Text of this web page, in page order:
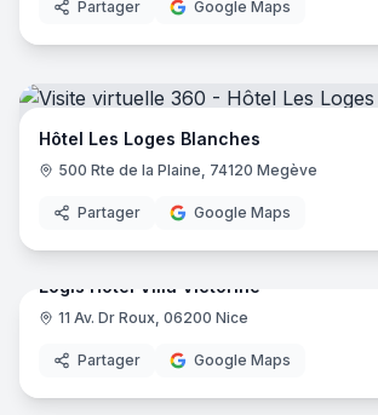
Partager Google Maps
Hôtel Les Loges Blanches
500 Rte de la Plaine, 74120 Megève
Partager Google Maps
Logis Hôtel Villa Victorine
11 Av. Dr Roux, 06200 Nice
Partager Google Maps